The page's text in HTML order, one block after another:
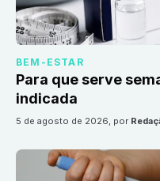
BEM-ESTAR
Para que serve
indicada
5 de agosto de 2026, por